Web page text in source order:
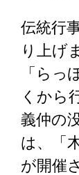
伝統行
り上げ
「ら
くから
義仲の
は、「
が開催